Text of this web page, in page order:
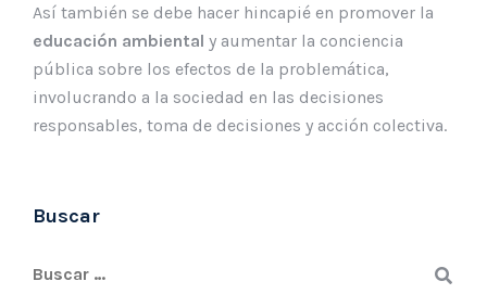
Así también se debe hacer hincapié en promover la
educación ambiental y aumentar la conciencia
pública sobre los efectos de la problemática,
involucrando a la sociedad en las decisiones
responsables, toma de decisiones y acción colectiva.
Buscar